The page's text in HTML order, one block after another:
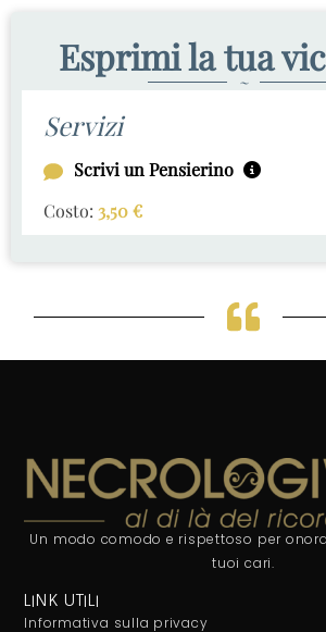
Esprimi la tua
~
Servizi
Scrivi un Pensierino
Costo: 3,50€
Un modo comodo e rispettoso per
tuoi cari.
LINK UTILI
Informativa sulla privacy